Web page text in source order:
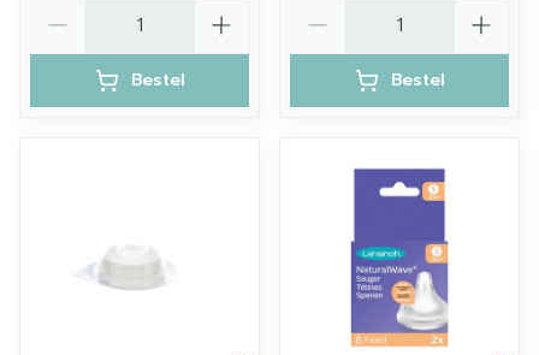
Bestel Bestel